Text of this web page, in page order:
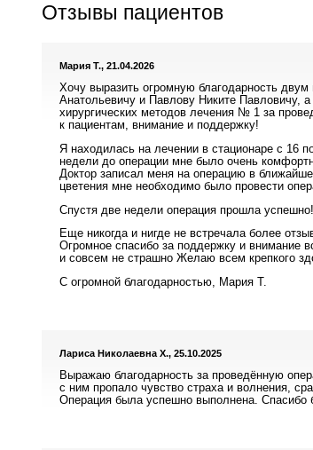
Отзывы пациентов
Мария Т., 21.04.2026
Хочу выразить огромную благодарность
Анатольевичу и Павлову Никите Павловичу,
хирургических методов лечения № 1 за
к пациентам, внимание и поддержку!
Я находилась на лечении в стационаре с 16
недели до операции мне было очень
Доктор записал меня на операцию в
цветения мне необходимо было провести
Спустя две недели операция прошла успешно!
Еще никогда и нигде не встречала более
Огромное спасибо за поддержку и внимание
и совсем не страшно Желаю всем крепкого
С огромной благодарностью, Мария Т.
Лариса Николаевна Х., 25.10.2025
Выражаю благодарность за проведённую
с ним пропало чувство страха и волнения,
Операция была успешно выполнена. Спасибо